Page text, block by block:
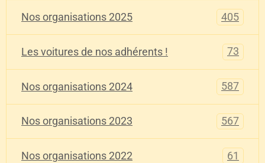
Nos organisations 2025 405
Les voitures de nos adhérents ! 73
Nos organisations 2024 587
Nos organisations 2023 567
Nos organisations 2022 61